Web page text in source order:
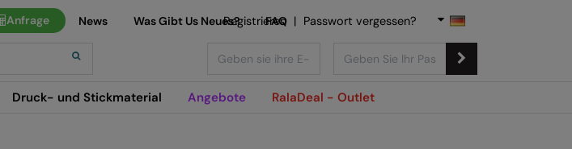
Druck- und Stickmaterial Angebote RalaDeal - Outlet
Anfrage News Was Gibt Us Neues? FAQ
Registrieren | Passwort vergessen?